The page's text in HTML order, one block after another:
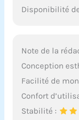
Disponibilité
Note de la
Conception
Facilité de
Confort
Stabilité :